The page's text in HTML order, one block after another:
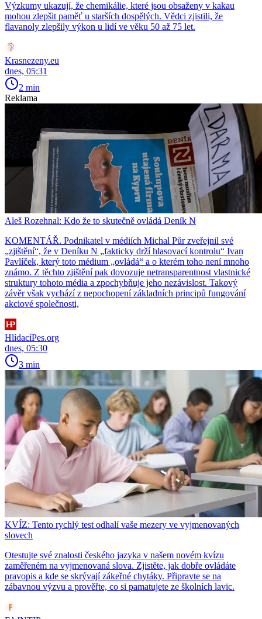
Výzkumy ukazují, že chemikálie, které jsou obsaženy v kakau
mohou zlepšit paměť u starších dospělých. Vědci zjistili, že
flavanoly zlepšily výkon u lidí ve věku 50 až 75 let.
Krasnezeny.eu
dnes, 05:31
2 min
Reklama
Aleš Rozehnal: Kdo že to skutečně ovládá Deník N
KOMENTÁŘ. Podnikatel v médiích Michal Půr zveřejnil své
„zjištění“, že v Deníku N „fakticky drží hlasovací kontrolu“ Ivan
Pavlíček, který toto médium „ovládá“ a o kterém toho není mnoho
známo. Z těchto zjištění pak dovozuje netransparentnost vlastnické
struktury tohoto média a zpochybňuje jeho nezávislost. Takový
závěr však vychází z nepochopení základních principů fungování
akciové společnosti,
HlídacíPes.org
dnes, 05:30
3 min
KVÍZ: Tento rychlý test odhalí vaše mezery ve vyjmenovaných
slovech
Otestujte své znalosti českého jazyka v našem novém kvízu
zaměřeném na vyjmenovaná slova. Zjistěte, jak dobře ovládáte
pravopis a kde se skrývají zákeřné chytáky. Připravte se na
zábavnou výzvu a prověřte, co si pamatujete ze školních lavic.